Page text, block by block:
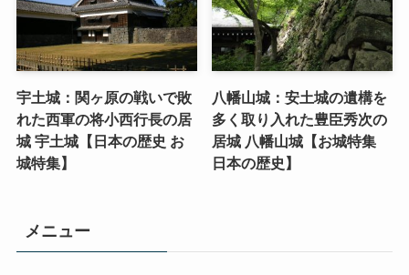
宇土城：関ヶ原の戦いで敗
れた西軍の将小西行長の居
城 宇土城【日本の歴史 お
城特集】
八幡山城：安土城の遺構を
多く取り入れた豊臣秀次の
居城 八幡山城【お城特集
日本の歴史】
メニュー